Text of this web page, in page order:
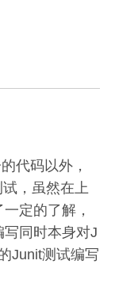
代码以外，
，虽然在上
定的了解，
同时本身对J
Junit测试编写